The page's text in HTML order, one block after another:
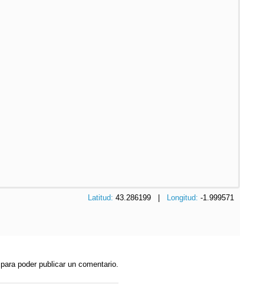
Latitud:43.286199 | Longitud:-1.999571
para poder publicar un comentario.